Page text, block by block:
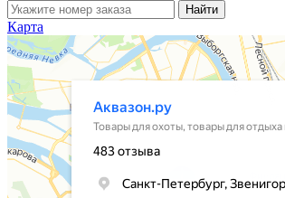
Карта